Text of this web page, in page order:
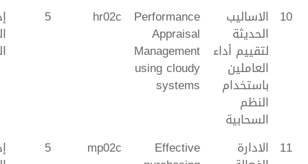
10 الاساليب
الحديثة
لتقييم أداء
العاملين
باستخدام
النظم
السحابية
Performance
Appraisal
Management
using cloudy
systems
hr02c
5
11 الادارة Effective
mp02c
5